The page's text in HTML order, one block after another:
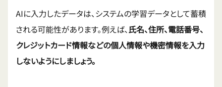
AIに入力したデータは、システムの学習データとして蓄積
される可能性があります。例えば、氏名、住所、電話番号、
クレジットカード情報などの個人情報や機密情報を入力
しないようにしましょう。